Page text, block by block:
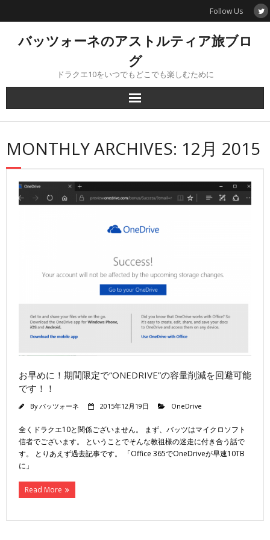
Follow Us
バッツォーネのアストルティア旅ブロ
グ
ドラクエ10をいつでもどこでも楽しむために
MONTHLY ARCHIVES: 12月 2015
お早めに！期間限定で“ONEDRIVE”の容量削減を回避可能
です！！
Byバッツォーネ 2015年12月19日 OneDrive
全くドラクエ10と関係ございません。 まず、バッツはマイクロソフト
信者でございます。 ということでそんな教祖様の迷走に付き合う話で
す。 とりあえず過去記事です。 「Office 365でOneDriveが早速10TB
に」
Read More